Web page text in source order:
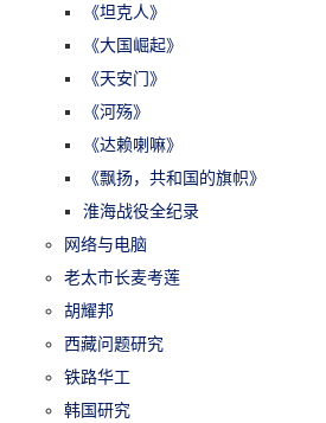
《坦克人》
《大国崛起》
《天安门》
《河殇》
《达赖喇嘛》
《飘扬，共和国的旗帜》
淮海战役全纪录
网络与电脑
老太市长麦考莲
胡耀邦
西藏问题研究
铁路华工
韩国研究